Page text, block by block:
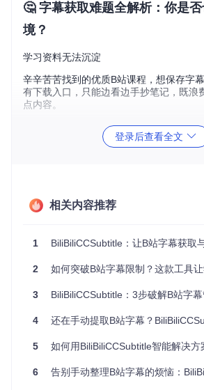
🤔 字幕获取难题全解析：你是
境？
学习资料无法沉淀
辛辛苦苦找到的优质B站课程，想保存字
有下载入口，只能边看边手抄笔记，既浪
点内容。
好不容易通过各种方法获取到的字幕文件
批量处理效率低下
💡 实战解决方案：三步搞定B站
1. 快速部署运行环境
git clone
进入项目目录后，按照文档提示完成编译
登录后查看全文
相关内容推荐
1 BiliBiliCCSubtitle：让B站字幕获取与转换
2 如何突破B站字幕限制？这款工具
3 BiliBiliCCSubtitle：3步破解B站字幕管
4 还在手动提取B站字幕？BiliBiliCCSubtitle智能提
5 如何用BiliBiliCCSubtitle智能解决方案实现
6 告别手动整理B站字幕的烦恼：BiliBiliCCSubtitle